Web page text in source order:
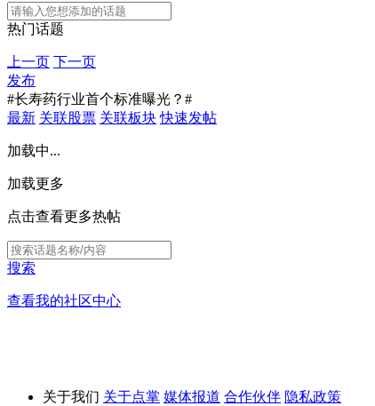
热门话题
上一页 下一页
发布
#长寿药行业首个标准曝光？#
最新 关联股票 关联板块 快速发帖
加载中...
加载更多
点击查看更多热帖
搜索
查看我的社区中心
关于我们 关于点掌 媒体报道 合作伙伴 隐私政策